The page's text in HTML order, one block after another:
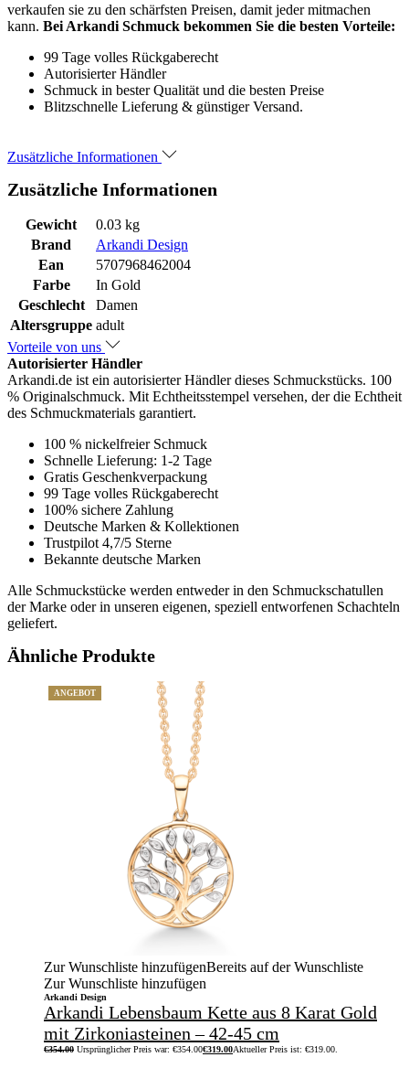
verkaufen sie zu den schärfsten Preisen, damit jeder mitmachen
kann. Bei Arkandi Schmuck bekommen Sie die besten Vorteile:
99 Tage volles Rückgaberecht
Autorisierter Händler
Schmuck in bester Qualität und die besten Preise
Blitzschnelle Lieferung & günstiger Versand.
Zusätzliche Informationen
Zusätzliche Informationen
Gewicht
0.03 kg
Brand
Arkandi Design
Ean
5707968462004
Farbe
In Gold
Geschlecht
Damen
Altersgruppe adult
Vorteile von uns
Autorisierter Händler
Arkandi.de ist ein autorisierter Händler dieses Schmuckstücks. 100
% Originalschmuck. Mit Echtheitsstempel versehen, der die Echtheit
des Schmuckmaterials garantiert.
100 % nickelfreier Schmuck
Schnelle Lieferung: 1-2 Tage
Gratis Geschenkverpackung
99 Tage volles Rückgaberecht
100% sichere Zahlung
Deutsche Marken & Kollektionen
Trustpilot 4,7/5 Sterne
Bekannte deutsche Marken
Alle Schmuckstücke werden entweder in den Schmuckschatullen
der Marke oder in unseren eigenen, speziell entworfenen Schachteln
geliefert.
Ähnliche Produkte
ANGEBOT
Zur Wunschliste hinzufügenBereits auf der Wunschliste
Zur Wunschliste hinzufügen
Arkandi Design
Arkandi Lebensbaum Kette aus 8 Karat Gold
mit Zirkoniasteinen – 42-45 cm
€354.00 Ursprünglicher Preis war: €354.00€319.00Aktueller Preis ist: €319.00.